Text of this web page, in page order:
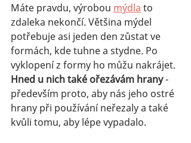
Máte pravdu, výrobou mýdla to
zdaleka nekončí. Většina mýdel
potřebuje asi jeden den zůstat ve
formách, kde tuhne a stydne. Po
vyklopení z formy ho můžu nakrájet.
Hned u nich také ořezávám hrany -
především proto, aby nás jeho ostré
hrany při používání neřezaly a také
kvůli tomu, aby lépe vypadalo.